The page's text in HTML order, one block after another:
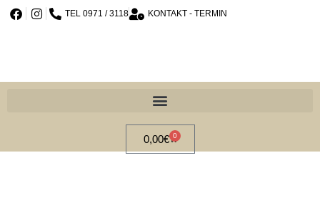
TEL 0971 / 3118 KONTAKT - TERMIN
0,00€ 0